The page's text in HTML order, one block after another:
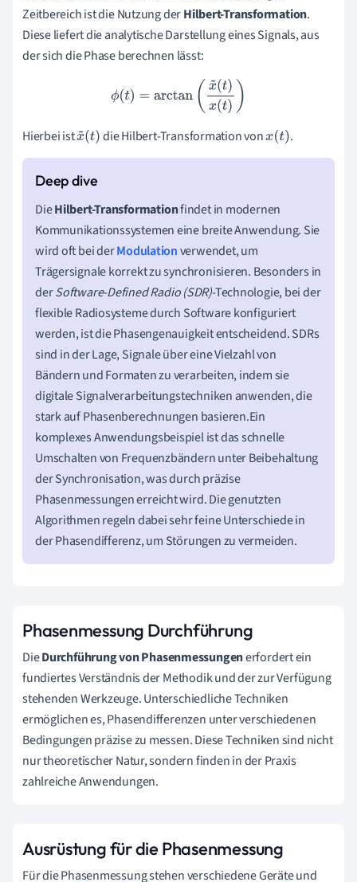
Zeitbereich ist die Nutzung derHilbert-Transformation.
Diese liefert die analytische Darstellung eines Signals, aus
der sich die Phase berechnen lässt:
ϕ( t)= arctan(x ~( )x(t))
Hierbei istx~(t)die Hilbert-Transformation vonx(t) .
DieHilbert-Transformationfindet in modernen
Kommunikationssystemen eine breite Anwendung. Sie
wird oft bei derModulationverwendet, um
Trägersignale korrekt zu synchronisieren. Besonders in
derSoftware-Defined Radio (SDR)-Technologie, bei der
flexible Radiosysteme durch Software konfiguriert
werden, ist die Phasengenauigkeit entscheidend. SDRs
sind in der Lage, Signale über eine Vielzahl von
Bändern und Formaten zu verarbeiten, indem sie
digitale Signalverarbeitungstechniken anwenden, die
stark auf Phasenberechnungen basieren.Ein
komplexes Anwendungsbeispiel ist das schnelle
Umschalten von Frequenzbändern unter Beibehaltung
der Synchronisation, was durch präzise
Phasenmessungen erreicht wird. Die genutzten
Algorithmen regeln dabei sehr feine Unterschiede in
der Phasendifferenz, um Störungen zu vermeiden.
Phasenmessung Durchführung
DieDurchführung von Phasenmessungenerfordert ein
fundiertes Verständnis der Methodik und der zur Verfügung
stehenden Werkzeuge. Unterschiedliche Techniken
ermöglichen es, Phasendifferenzen unter verschiedenen
Bedingungen präzise zu messen. Diese Techniken sind nicht
nur theoretischer Natur, sondern finden in der Praxis
zahlreiche Anwendungen.
Ausrüstung für die Phasenmessung
Für die Phasenmessung stehen verschiedene Geräte und